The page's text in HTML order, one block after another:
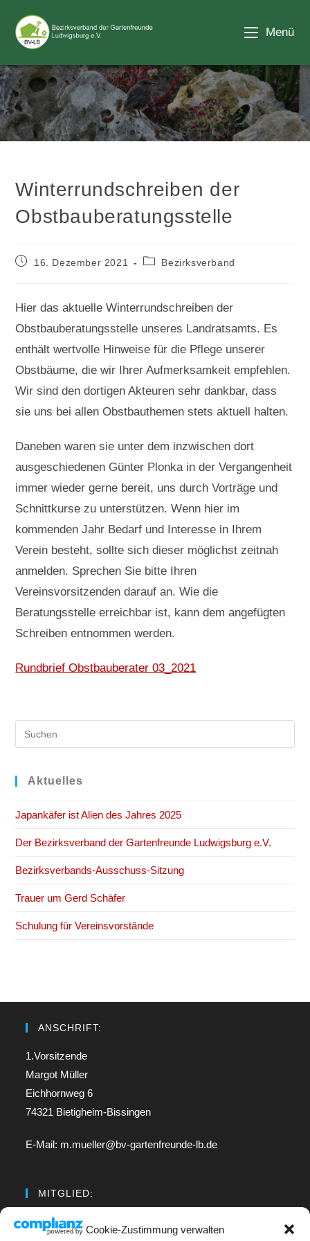
Cookie-Zustimmung verwalten
Inhalt
springen
Menü
Blog
Winterrundschreiben der
Obstbauberatungsstelle
Beitrag16. Dezember 2021
Beitrags-
Bezirksverband
Hier das aktuelle Winterrundschreiben der
Obstbauberatungsstelle unseres Landratsamts. Es
enthält wertvolle Hinweise für die Pflege unserer
Obstbäume, die wir Ihrer Aufmerksamkeit empfehlen.
Wir sind den dortigen Akteuren sehr dankbar, dass
sie uns bei allen Obstbauthemen stets aktuell halten.
Daneben waren sie unter dem inzwischen dort
ausgeschiedenen Günter Plonka in der Vergangenheit
immer wieder gerne bereit, uns durch Vorträge und
Schnittkurse zu unterstützen. Wenn hier im
kommenden Jahr Bedarf und Interesse in Ihrem
Verein besteht, sollte sich dieser möglichst zeitnah
anmelden. Sprechen Sie bitte Ihren
Vereinsvorsitzenden darauf an. Wie die
Beratungsstelle erreichbar ist, kann dem angefügten
Schreiben entnommen werden.
Rundbrief Obstbauberater 03_2021
Aktuelles
Japankäfer ist Alien des Jahres 2025
Der Bezirksverband der Gartenfreunde Ludwigsburg e.V.
Bezirksverbands-Ausschuss-Sitzung
Trauer um Gerd Schäfer
Schulung für Vereinsvorstände
ANSCHRIFT:
1.Vorsitzende
Margot Müller
Eichhornweg 6
74321 Bietigheim-Bissingen
E-Mail: m.mueller@bv-gartenfreunde-lb.de
MITGLIED:
Regionalverband Neckar